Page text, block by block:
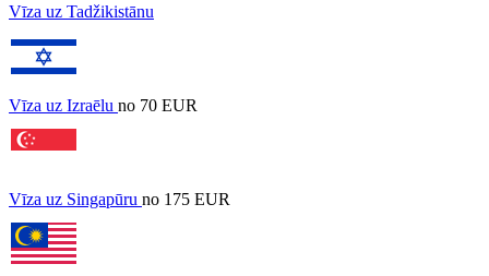
Vīza uz Tadžikistānu
Vīza uz Izraēlu no 70 EUR
Vīza uz Singapūru no 175 EUR